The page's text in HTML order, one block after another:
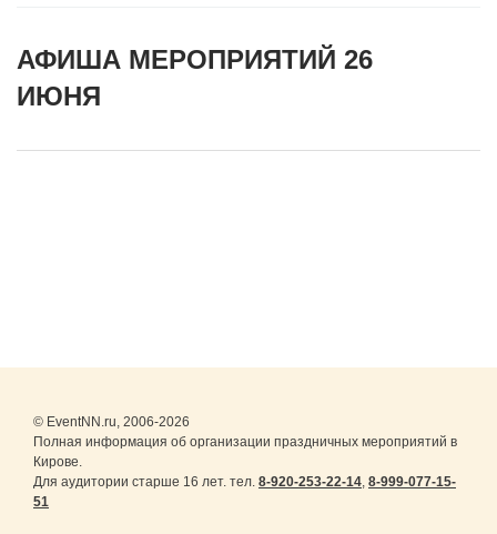
АФИША МЕРОПРИЯТИЙ 26
ИЮНЯ
© EventNN.ru, 2006-2026
Полная информация об организации праздничных мероприятий в
Кирове.
Для аудитории старше 16 лет. тел. 8-920-253-22-14, 8-999-077-15-
51